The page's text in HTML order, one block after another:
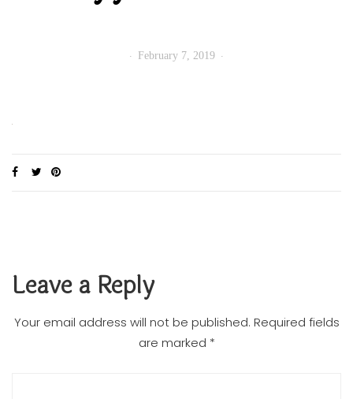
February 7, 2019
Leave a Reply
Your email address will not be published. Required fields
are marked *